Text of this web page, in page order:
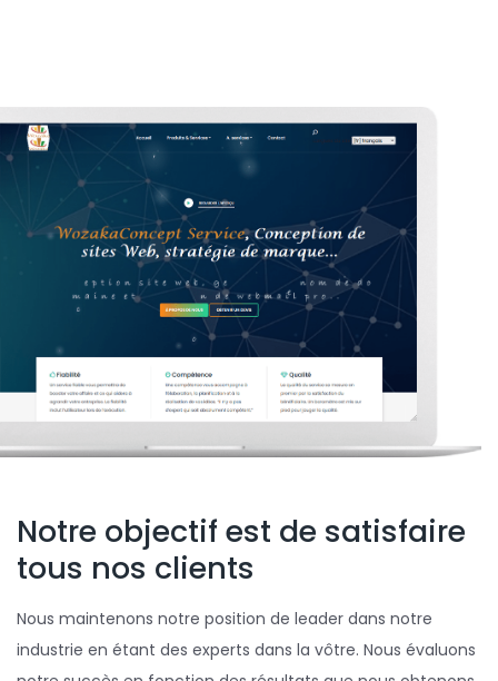
Notre objectif est de satisfaire
tous nos clients
Nous maintenons notre position de leader dans notre
industrie en étant des experts dans la vôtre. Nous évaluons